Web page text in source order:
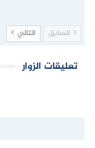
السابق التالي
تعليقات الزوار